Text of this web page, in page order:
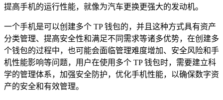
提高手机的运行性能，就像为汽车更换更强大的发动机。
一个手机是可以创建多个 TP 钱包的，并且这种方式具有资产
分类管理、提高安全性和满足不同需求等诸多优势，在创建多
个钱包的过程中，也可能会面临管理难度增加、安全风险和手
机性能影响等问题，用户在使用多个 TP 钱包时，需要建立科
学的管理体系，加强安全防护，优化手机性能，以确保数字资
产的安全和有效管理。